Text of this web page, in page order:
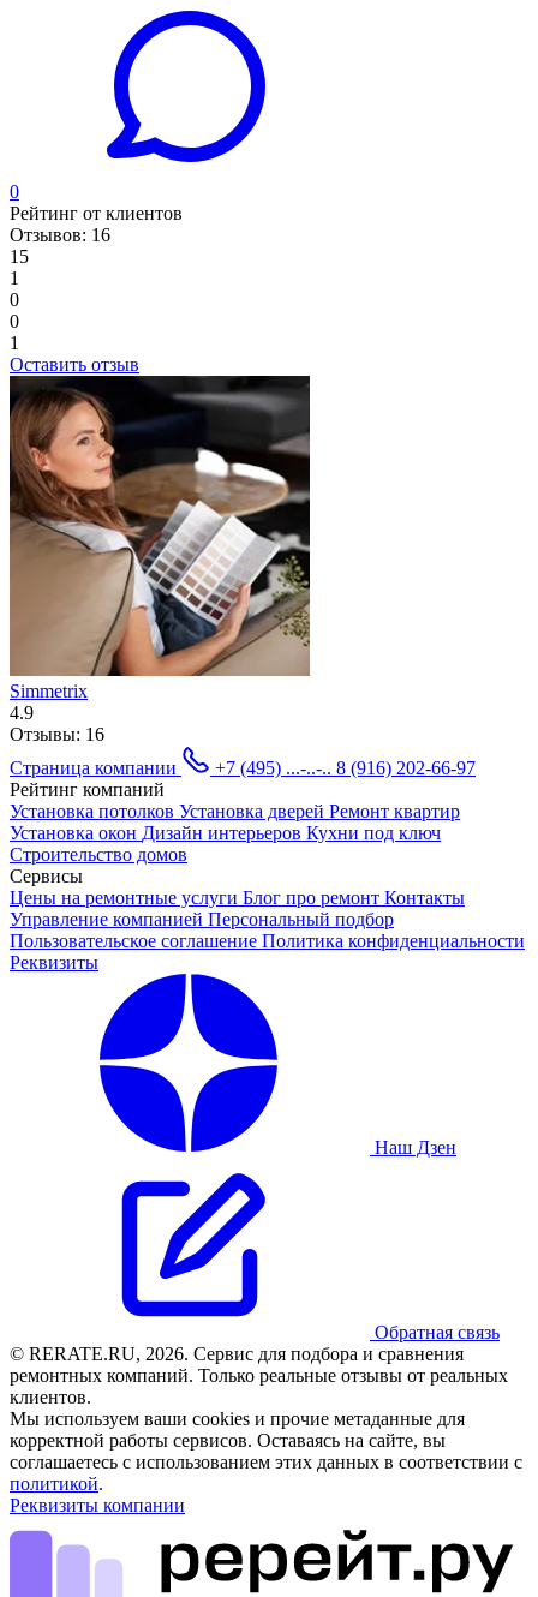
0
Рейтинг от клиентов
Отзывов: 16
15
1
0
0
1
Оставить отзыв
Simmetrix
4.9
Отзывы: 16
Страница компании
+7 (495) ...-..-.. 8 (916) 202-66-97
Рейтинг компаний
Установка потолков Установка дверей Ремонт квартир
Установка окон Дизайн интерьеров Кухни под ключ
Строительство домов
Сервисы
Цены на ремонтные услуги Блог про ремонт Контакты
Управление компанией Персональный подбор
Пользовательское соглашение Политика конфиденциальности
Реквизиты
Наш Дзен
Обратная связь
© RERATE.RU, 2026. Сервис для подбора и сравнения
ремонтных компаний. Только реальные отзывы от реальных
клиентов.
Мы используем ваши cookies и прочие метаданные для
корректной работы сервисов. Оставаясь на сайте, вы
соглашаетесь с использованием этих данных в соответствии с
политикой.
Реквизиты компании